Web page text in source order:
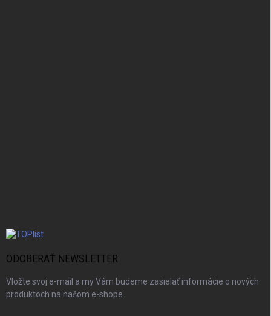
ODOBERAŤ NEWSLETTER
Vložte svoj e-mail a my Vám budeme zasielať informácie o nových
produktoch na našom e-shope.